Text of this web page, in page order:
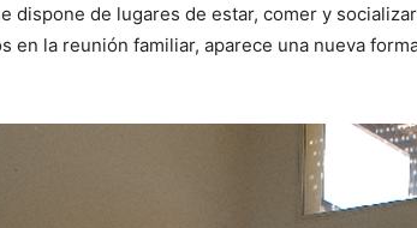
dispone de lugares de estar, comer y
en la reunión familiar, aparece una nueva